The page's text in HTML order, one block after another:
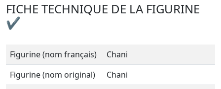
FICHE TECHNIQUE DE LA FIGURINE
✔
Figurine (nom français)
Chani
Figurine (nom original)
Chani